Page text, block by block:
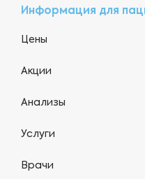
Информация для
Цены
Акции
Анализы
Услуги
Врачи